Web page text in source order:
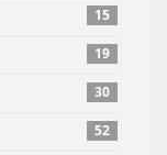
15
19
30
52